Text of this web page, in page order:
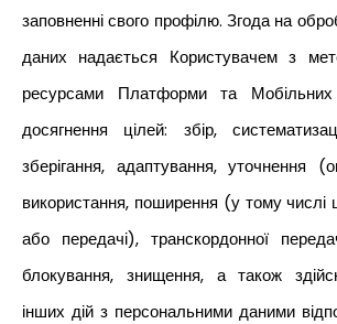
заповненні свого профілю. Згода на
даних надається Користувачем з
ресурсами Платформи та
досягнення цілей: збір,
зберігання, адаптування, уточнення
використання, поширення (у тому числі
або передачі), транскордонної
блокування, знищення, а також
інших дій з персональними даними